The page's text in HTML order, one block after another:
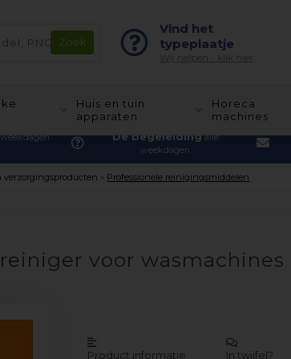
Vind het
typeplaatje
Huis en tuin
apparaten
Horeca
machines
De begeleiding alle
weekdagen
verzorgingsproducten Professionele reinigingsmiddelen
voor wasmachines
Product informatie In twijfel?